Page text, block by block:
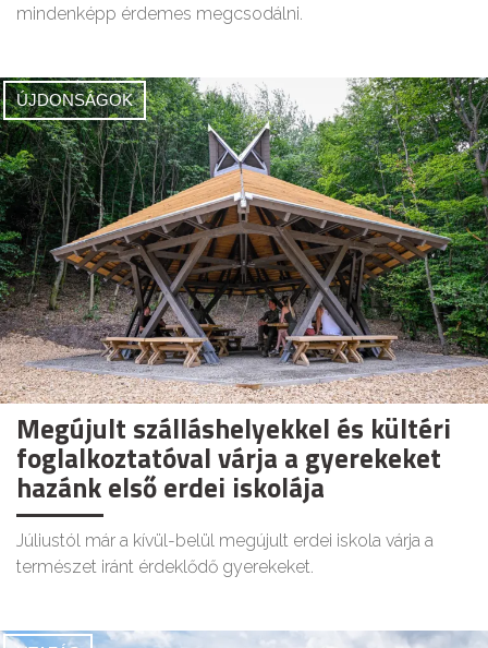
mindenképp érdemes megcsodálni.
ÚJDONSÁGOK
Megújult szálláshelyekkel és kültéri
foglalkoztatóval várja a gyerekeket
hazánk első erdei iskolája
Júliustól már a kívül-belül megújult erdei iskola várja a
természet iránt érdeklődő gyerekeket.